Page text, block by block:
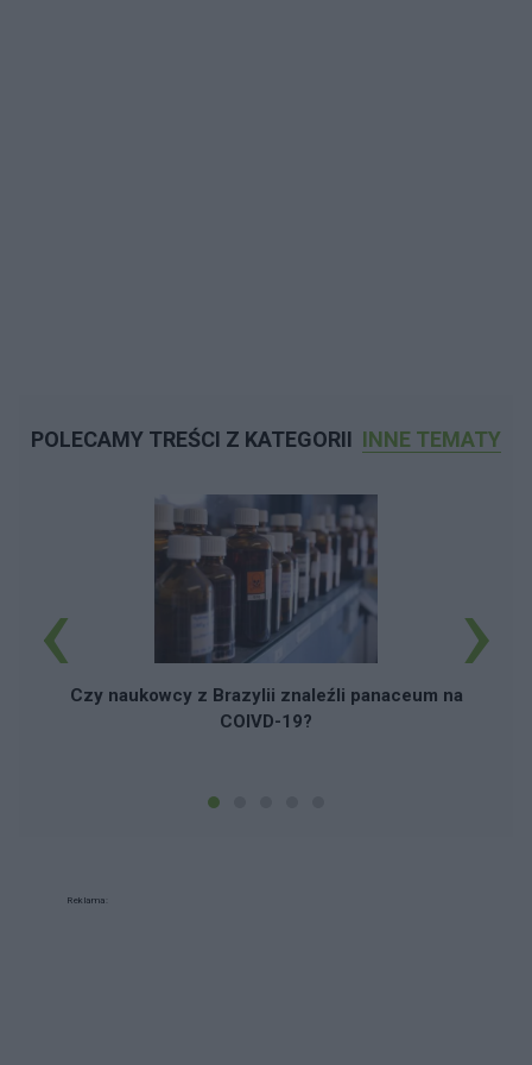
POLECAMY TREŚCI Z KATEGORII INNE TEMATY
Czy naukowcy z Brazylii znaleźli panaceum na
COIVD-19?
‹ ›
Reklama: